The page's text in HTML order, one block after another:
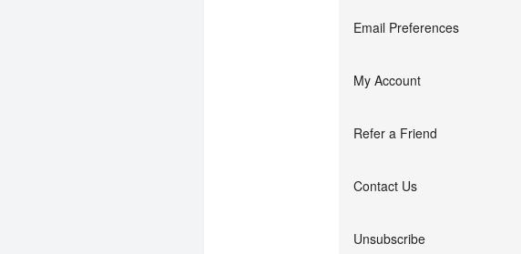
Email Preferences
My Account
Refer a Friend
Contact Us
Unsubscribe